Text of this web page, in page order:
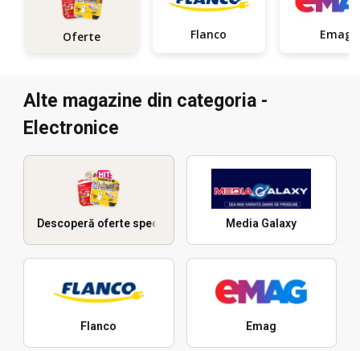
Oferte Flanco Emag
Alte magazine din categoria -
Electronice
Descoperă oferte speciale Media Galaxy
Flanco Emag